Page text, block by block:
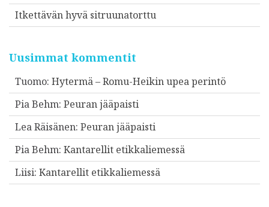
Itkettävän hyvä sitruunatorttu
Uusimmat kommentit
Tuomo: Hytermä – Romu-Heikin upea perintö
Pia Behm: Peuran jääpaisti
Lea Räisänen: Peuran jääpaisti
Pia Behm: Kantarellit etikkaliemessä
Liisi: Kantarellit etikkaliemessä